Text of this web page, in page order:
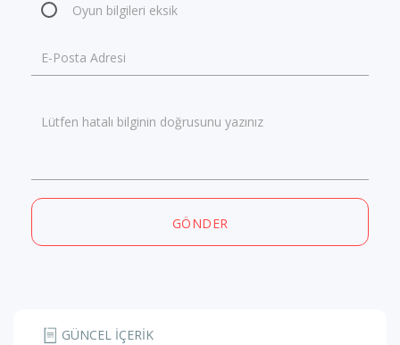
Oyun bilgileri eksik
E-Posta Adresi
Lütfen hatalı bilginin doğrusunu yazınız
GÖNDER
GÜNCEL İÇERİK